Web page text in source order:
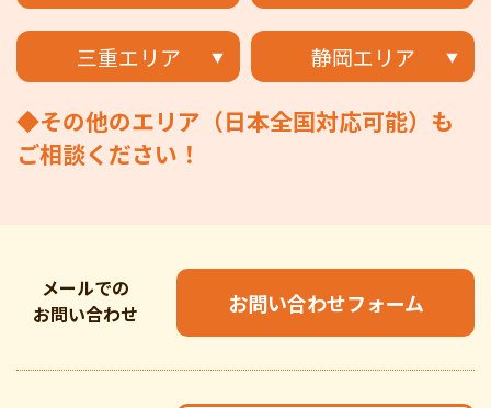
三重エリア 静岡エリア
◆その他のエリア（日本全国対応可能）も
ご相談ください！
メールでの
お問い合わせ
お問い合わせフォーム